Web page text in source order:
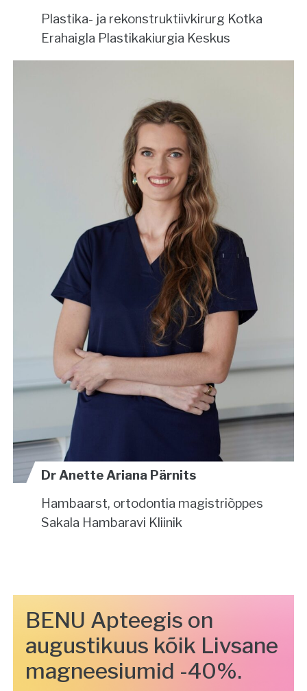
Plastika- ja rekonstruktiivkirurg Kotka
Erahaigla Plastikakiurgia Keskus
Dr Anette Ariana Pärnits
Hambaarst, ortodontia magistriõppes
Sakala Hambaravi Kliinik
BENU Apteegis on
augustikuus kõik Livsane
magneesiumid -40%.